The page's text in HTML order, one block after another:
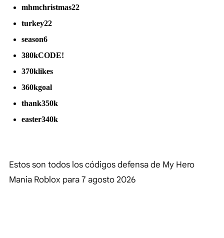
mhmchristmas22
turkey22
season6
380kCODE!
370klikes
360kgoal
thank350k
easter340k
Estos son todos los códigos defensa de My Hero
Mania Roblox para7 agosto 2026